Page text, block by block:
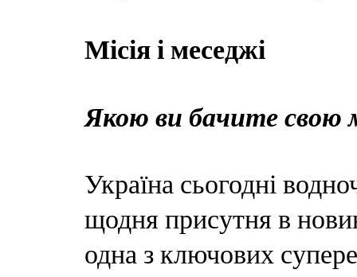
Місія і меседжі
Якою ви бачите свою
Україна сьогодні
щодня присутня в
одна з ключових